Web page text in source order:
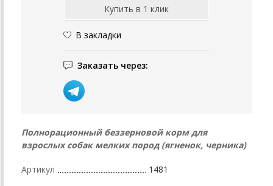
В закладки
Заказать через:
Полнорационный беззерновой корм для
взрослых собак мелких пород (ягненок, черника)
Артикул 1481